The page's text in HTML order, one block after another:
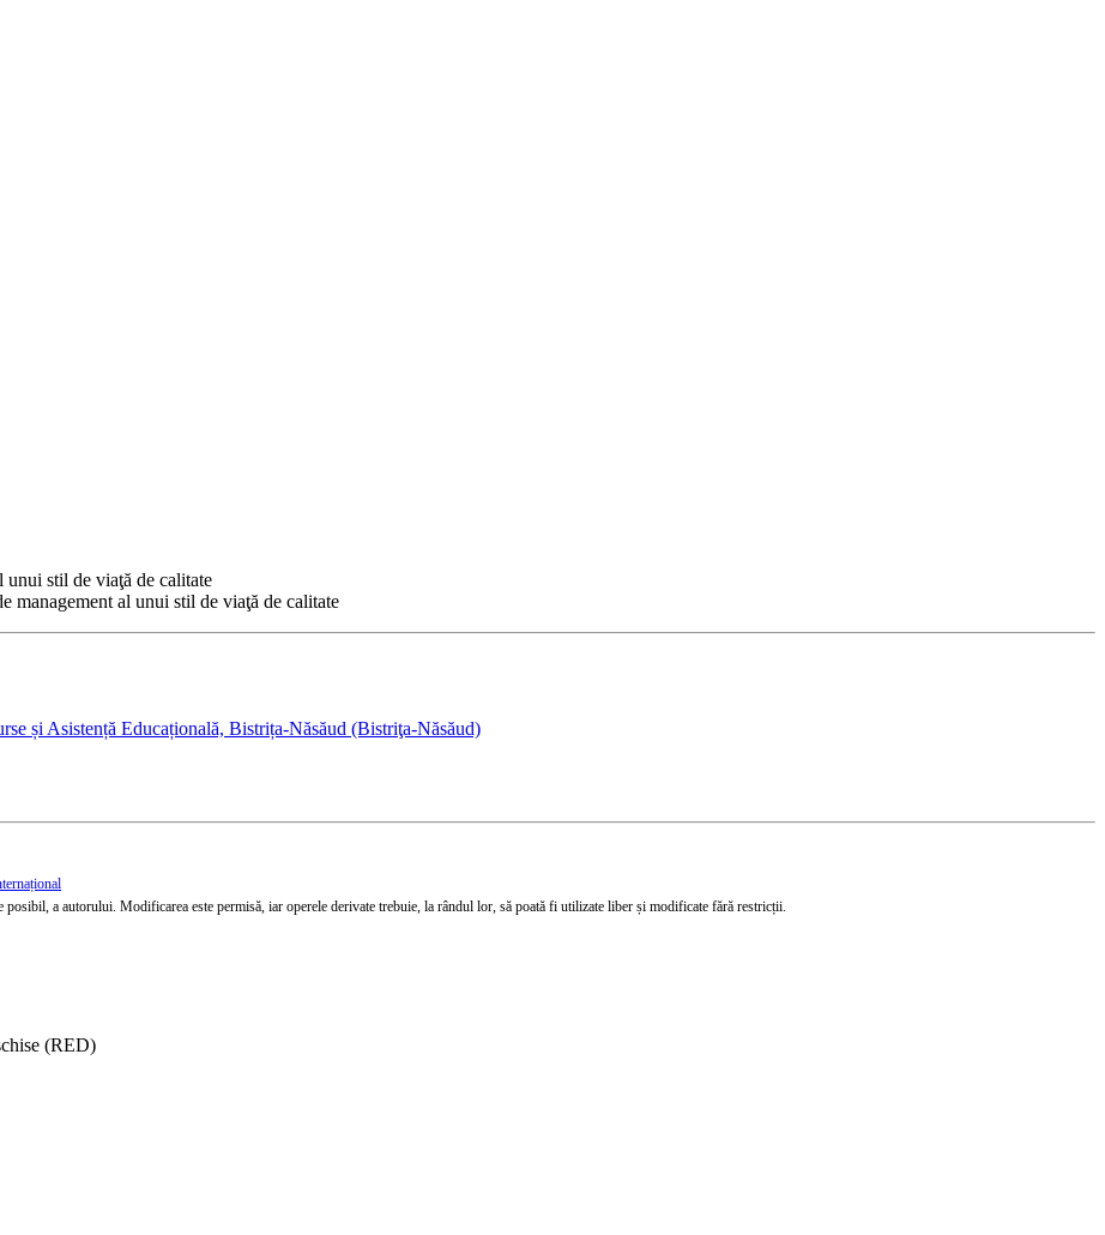
unui stil de viaţă de calitate
management al unui stil de viaţă de calitate
și Asistență Educațională, Bistrița-Năsăud (Bistriţa-Năsăud)
a autorului. Modificarea este permisă, iar operele derivate trebuie, la rândul lor, să poată fi utilizate liber și modificate fără restricții.
(RED)